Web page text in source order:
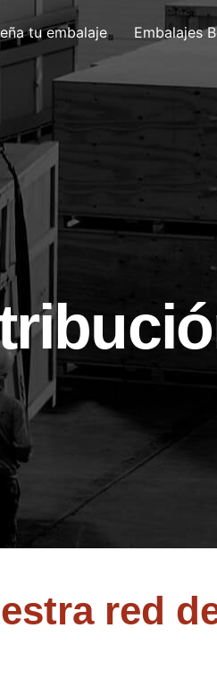
tu embalaje Embalajes
red